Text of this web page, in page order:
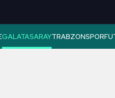
GALATASARAYTRABZONSPOR